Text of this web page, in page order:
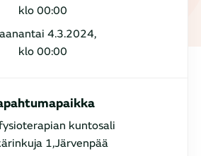
klo 00:00
4.3.2024,
klo 00:00
kuntosali
1,Järvenpää